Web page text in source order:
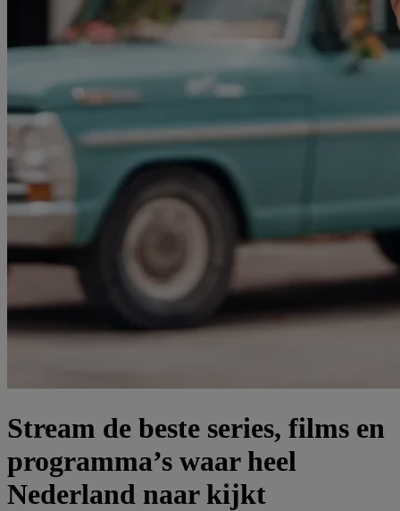
Stream de beste series, films en
programma’s waar heel
Nederland naar kijkt